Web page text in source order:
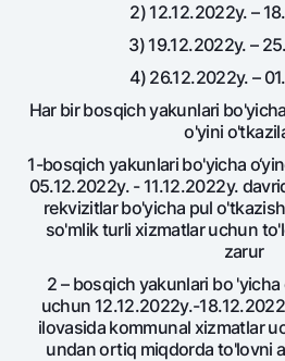
National Green
Talab qilib olinguncha
Hamma uchun USD uchun
Talab qilib olinguncha USD
NBU’dan oltin quymalar
Kumush omonat
Sayohatchiga
UzCard/HUMO
Visa
Mastercard
Ish haqi
Garmin pay
Valyutalar kursi
Eskrou hisobvarag‘i
Tariflar
Aksiyalar
Milliy mobil ilovasi
Sayt bo‘yicha qidiring
2) 12.12.2022y. –
3) 19.12.2022y. –
4) 26.12.2022y. –
Har bir bosqich yakunlari
o'yini
1-bosqich yakunlari bo'yicha
05.12.2022y. - 11.12.2022y.
rekvizitlar bo'yicha pul
so'mlik turli xizmatlar uchun
zarur
2 – bosqich yakunlari bo 'yicha
uchun 12.12.2022y.-
ilovasida kommunal xizmatlar
undan ortiq miqdorda to'lovni